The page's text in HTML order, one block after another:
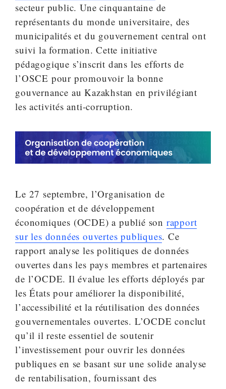
secteur public. Une cinquantaine de
représentants du monde universitaire, des
municipalités et du gouvernement central ont
suivi la formation. Cette initiative
pédagogique s’inscrit dans les efforts de
l’OSCE pour promouvoir la bonne
gouvernance au Kazakhstan en privilégiant
les activités anti-corruption.
Le 27 septembre, l’Organisation de
coopération et de développement
économiques (OCDE) a publié son rapport
sur les données ouvertes publiques. Ce
rapport analyse les politiques de données
ouvertes dans les pays membres et partenaires
de l’OCDE. Il évalue les efforts déployés par
les États pour améliorer la disponibilité,
l’accessibilité et la réutilisation des données
gouvernementales ouvertes. L’OCDE conclut
qu’il il reste essentiel de soutenir
l’investissement pour ouvrir les données
publiques en se basant sur une solide analyse
de rentabilisation, fournissant des